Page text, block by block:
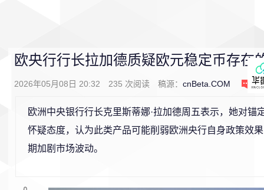
欧央行行长拉加德质疑欧元稳定币存在
2026年05月08日 20:32 235 次阅读 稿源： cnBeta.COM 0
欧洲中央银行行长克里斯蒂娜·拉加德周五表示，她对锚
怀疑态度，认为此类产品可能削弱欧洲央行自身政策效
期加剧市场波动。